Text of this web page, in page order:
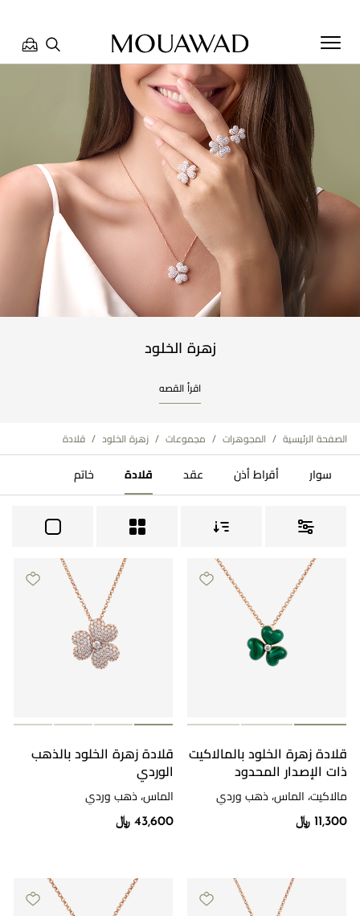
زهرة الخلود​
اقرأ القصه
الصفحة الرئيسية / المجوهرات / مجموعات / زهرة الخلود / قلادة
سوار أقراط أذن عقد قلادة خاتم
قلادة زهرة الخلود بالمالاكيت
ذات الإصدار المحدود
مالاكيت، الماس، ذهب وردي
11,300 ﷼
قلادة زهرة الخلود بالذهب
الوردي
الماس، ذهب وردي
43,600 ﷼
مرحبا بكم في معوّض. كيف يمكننا مساعدتك؟ الرجاء تحديد أحد
الخيارات أدناه.
تواصل معنا
العثور على متجر
حجز موعد